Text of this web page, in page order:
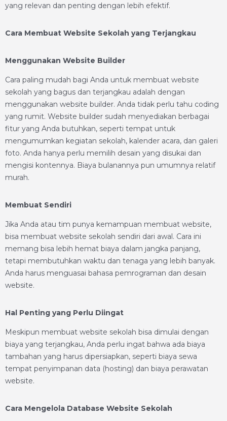
yang relevan dan penting dengan lebih efektif.
Cara Membuat Website Sekolah yang Terjangkau
Menggunakan Website Builder
Cara paling mudah bagi Anda untuk membuat website
sekolah yang bagus dan terjangkau adalah dengan
menggunakan website builder. Anda tidak perlu tahu coding
yang rumit. Website builder sudah menyediakan berbagai
fitur yang Anda butuhkan, seperti tempat untuk
mengumumkan kegiatan sekolah, kalender acara, dan galeri
foto. Anda hanya perlu memilih desain yang disukai dan
mengisi kontennya. Biaya bulanannya pun umumnya relatif
murah.
Membuat Sendiri
Jika Anda atau tim punya kemampuan membuat website,
bisa membuat website sekolah sendiri dari awal. Cara ini
memang bisa lebih hemat biaya dalam jangka panjang,
tetapi membutuhkan waktu dan tenaga yang lebih banyak.
Anda harus menguasai bahasa pemrograman dan desain
website.
Hal Penting yang Perlu Diingat
Meskipun membuat website sekolah bisa dimulai dengan
biaya yang terjangkau, Anda perlu ingat bahwa ada biaya
tambahan yang harus dipersiapkan, seperti biaya sewa
tempat penyimpanan data (hosting) dan biaya perawatan
website.
Cara Mengelola Database Website Sekolah